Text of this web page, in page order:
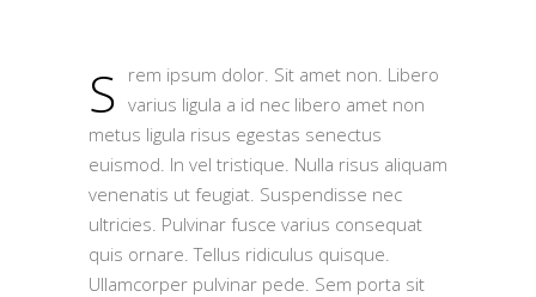
S rem ipsum dolor. Sit amet non. Libero
varius ligula a id nec libero amet non
metus ligula risus egestas senectus
euismod. In vel tristique. Nulla risus aliquam
venenatis ut feugiat. Suspendisse nec
ultricies. Pulvinar fusce varius consequat
quis ornare. Tellus ridiculus quisque.
Ullamcorper pulvinar pede. Sem porta sit